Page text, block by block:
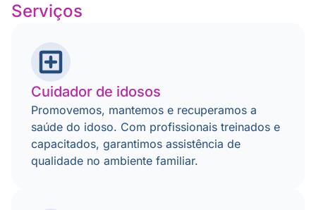
Serviços
Cuidador de idosos
Promovemos, mantemos e recuperamos a
saúde do idoso. Com profissionais treinados e
capacitados, garantimos assistência de
qualidade no ambiente familiar.